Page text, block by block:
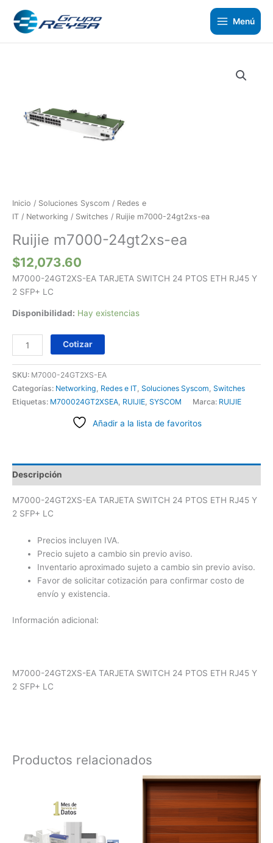
contenido
Menú
Inicio / Soluciones Syscom / Redes e
IT / Networking / Switches / Ruijie m7000-24gt2xs-ea
Ruijie m7000-24gt2xs-ea
$12,073.60
M7000-24GT2XS-EA TARJETA SWITCH 24 PTOS ETH RJ45 Y
2 SFP+ LC
Disponibilidad: Hay existencias
cantidad
Cotizar
SKU: M7000-24GT2XS-EA
Categorías: Networking, Redes e IT, Soluciones Syscom, Switches
Etiquetas: M700024GT2XSEA, RUIJIE, SYSCOM Marca: RUIJIE
Añadir a la lista de favoritos
Descripción
M7000-24GT2XS-EA TARJETA SWITCH 24 PTOS ETH RJ45 Y
2 SFP+ LC
Precios incluyen IVA.
Precio sujeto a cambio sin previo aviso.
Inventario aproximado sujeto a cambio sin previo aviso.
Favor de solicitar cotización para confirmar costo de
envío y existencia.
Información adicional:
M7000-24GT2XS-EA TARJETA SWITCH 24 PTOS ETH RJ45 Y
2 SFP+ LC
Productos relacionados